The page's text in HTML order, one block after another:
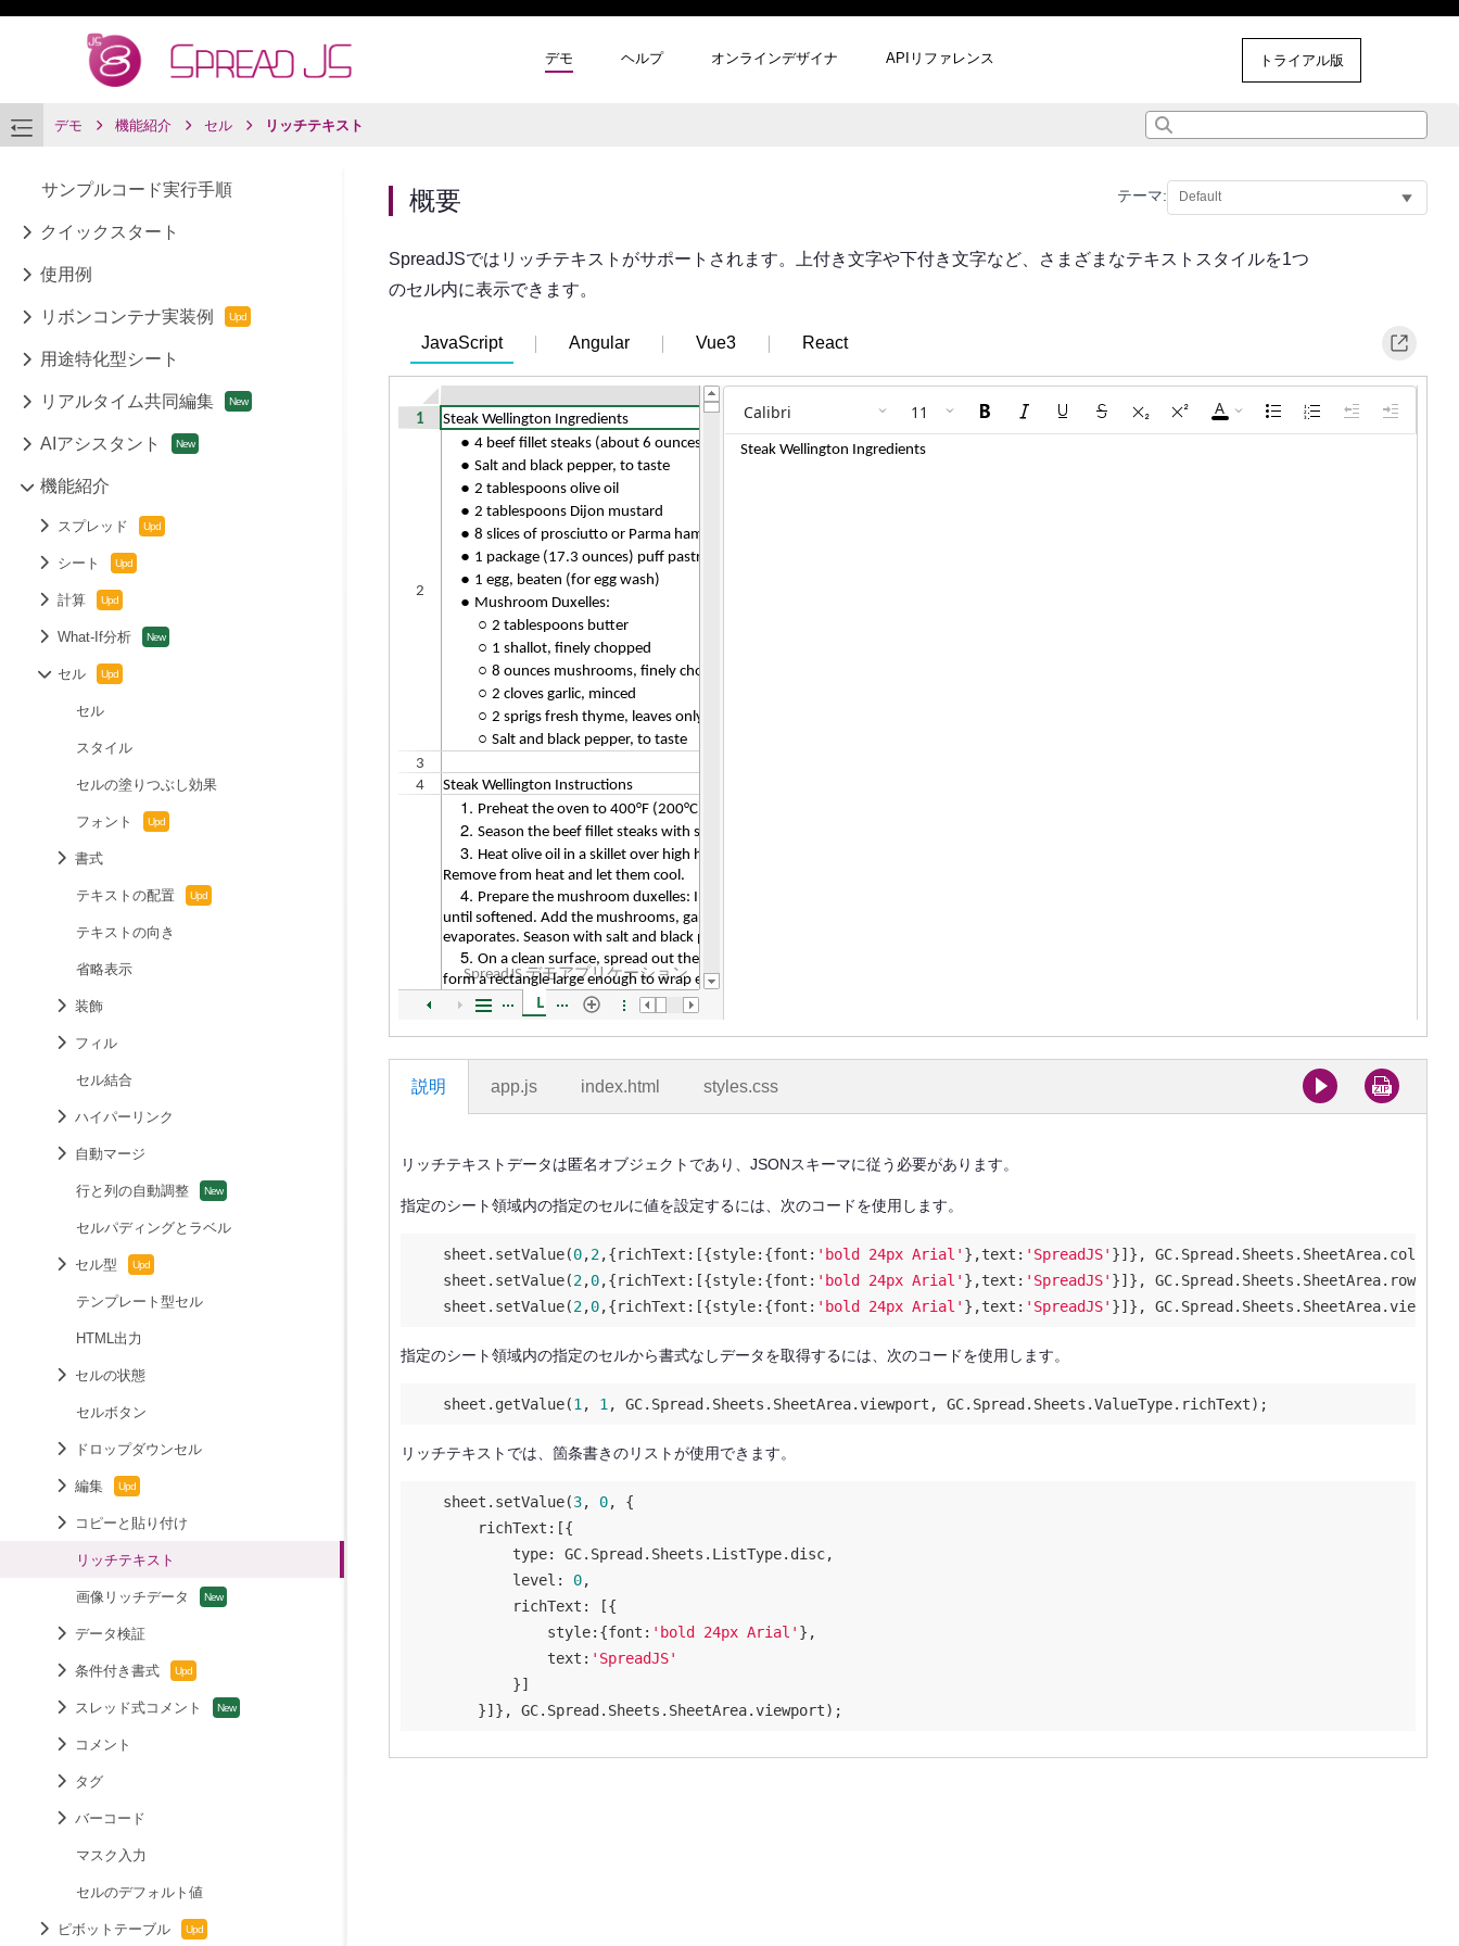
デモ ヘルプ オンラインデザイナ APIリファレンス トライアル版
デモ 機能紹介 セル リッチテキスト
サンプルコード実行手順
クイックスタート
使用例
リボンコンテナ実装例
用途特化型シート
リアルタイム共同編集
AIアシスタント
機能紹介
スプレッド
シート
計算
What-If分析
セル
セル
スタイル
セルの塗りつぶし効果
フォント
書式
テキストの配置
テキストの向き
省略表示
装飾
フィル
セル結合
ハイパーリンク
自動マージ
行と列の自動調整
セルパディングとラベル
セル型
テンプレート型セル
HTML出力
セルの状態
セルボタン
ドロップダウンセル
編集
コピーと貼り付け
リッチテキスト
画像リッチデータ
データ検証
条件付き書式
スレッド式コメント
コメント
タグ
バーコード
マスク入力
セルのデフォルト値
ピボットテーブル
概要 テーマ:
SpreadJSではリッチテキストがサポートされます。上付き文字や下付き文字など、さまざまなテキストスタイルを1つ
のセル内に表示できます。
JavaScript Angular Vue3 React
説明 app.js index.html styles.css
リッチテキストデータは匿名オブジェクトであり、JSONスキーマに従う必要があります。
指定のシート領域内の指定のセルに値を設定するには、次のコードを使用します。
    sheet.setValue(
0,2,{richText :[{style:{font : 'bold 24px Arial' },text : 'SpreadJS' }]},
    sheet.setValue(
2,0,{richText :[{style:{font : 'bold 24px Arial' },text : 'SpreadJS' }]},
    sheet.setValue(
2,0,{richText :[{style:{font : 'bold 24px Arial' },text : 'SpreadJS'
指定のシート領域内の指定のセルから書式なしデータを取得するには、次のコードを使用します。
    sheet.getValue(
1 , 1
リッチテキストでは、箇条書きのリストが使用できます。
    sheet.setValue(
3, 0, {
richText :[{
type: GC.Spread.Sheets.ListType.disc,
level : 0,
richText : [{
style:{font : 'bold 24px Arial' },
text : 'SpreadJS'
            }]